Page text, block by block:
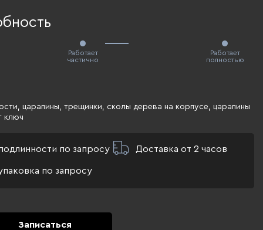
Работает
частично
Работает
полностью
царапины, трещинки, сколы дерева на корпусе, царапины
ключ
по запросу Доставка от 2 часов
по запросу
Записаться